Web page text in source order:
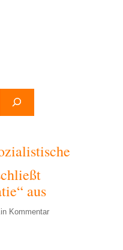
aus
Kommentar